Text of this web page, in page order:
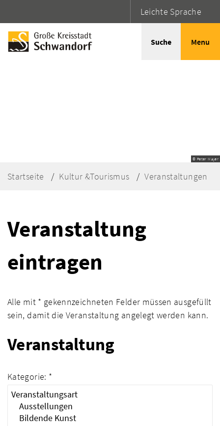
Leichte Sprache
Suche Menu
© Peter Mayer
Startseite Kultur &Tourismus Veranstaltungen
Veranstaltung
eintragen
Alle mit * gekennzeichneten Felder müssen ausgefüllt
sein, damit die Veranstaltung angelegt werden kann.
Veranstaltung
Kategorie: *